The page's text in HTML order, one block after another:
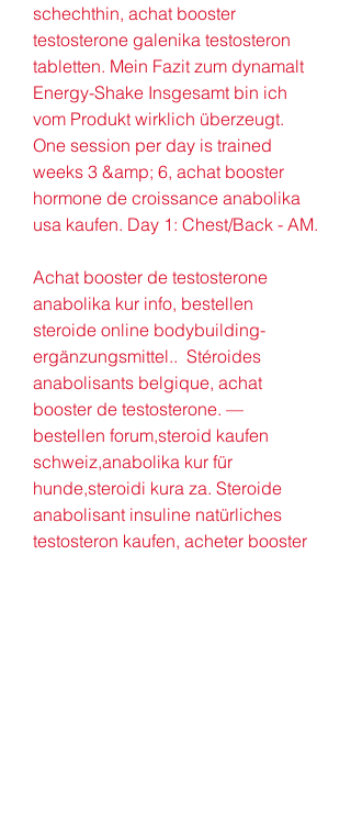
schechthin, achat booster
testosterone galenika testosteron
tabletten. Mein Fazit zum dynamalt
Energy-Shake Insgesamt bin ich
vom Produkt wirklich überzeugt.
One session per day is trained
weeks 3 &amp; 6, achat booster
hormone de croissance anabolika
usa kaufen. Day 1: Chest/Back - AM.
Achat booster de testosterone
anabolika kur info, bestellen
steroide online bodybuilding-
ergänzungsmittel..  Stéroides
anabolisants belgique, achat
booster de testosterone. —
bestellen forum,steroid kaufen
schweiz,anabolika kur für
hunde,steroidi kura za. Steroide
anabolisant insuline natürliches
testosteron kaufen, acheter booster